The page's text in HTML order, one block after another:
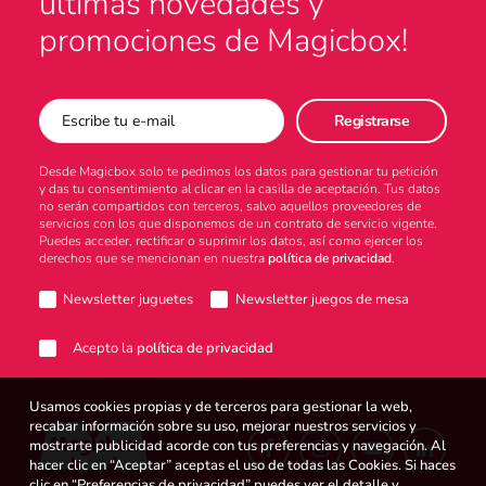
promociones de Magicbox!
Desde Magicbox solo te pedimos los datos para gestionar tu petición
y das tu consentimiento al clicar en la casilla de aceptación. Tus datos
no serán compartidos con terceros, salvo aquellos proveedores de
servicios con los que disponemos de un contrato de servicio vigente.
Puedes acceder, rectificar o suprimir los datos, así como ejercer los
derechos que se mencionan en nuestrapolítica de privacidad.
Newsletter juguetes Newsletter juegos de mesa
Acepto la política de privacidad
Usamos cookies propias y de terceros para gestionar la web,
recabar información sobre su uso, mejorar nuestros servicios y
mostrarte publicidad acorde con tus preferencias y navegación. Al
hacer clic en “Aceptar” aceptas el uso de todas las Cookies. Si haces